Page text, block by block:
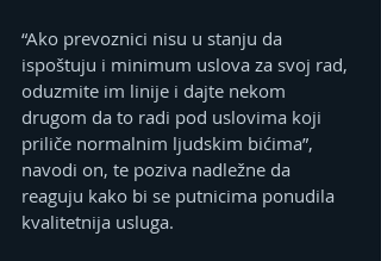
“Ako prevoznici nisu u stanju da
ispoštuju i minimum uslova za svoj rad,
oduzmite im linije i dajte nekom
drugom da to radi pod uslovima koji
priliče normalnim ljudskim bićima”,
navodi on, te poziva nadležne da
reaguju kako bi se putnicima ponudila
kvalitetnija usluga.